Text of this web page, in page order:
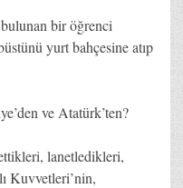
bir öğrenci
yurt bahçesine atıp
ve Atatürk’ten?
lanetledikleri,
Kuvvetleri’nin,